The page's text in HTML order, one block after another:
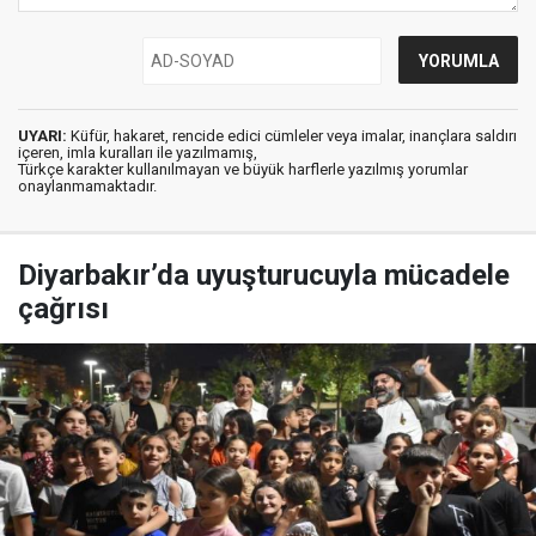
UYARI: Küfür, hakaret, rencide edici cümleler veya imalar, inançlara saldırı
içeren, imla kuralları ile yazılmamış,
Türkçe karakter kullanılmayan ve büyük harflerle yazılmış yorumlar
onaylanmamaktadır.
Diyarbakır’da uyuşturucuyla mücadele
çağrısı